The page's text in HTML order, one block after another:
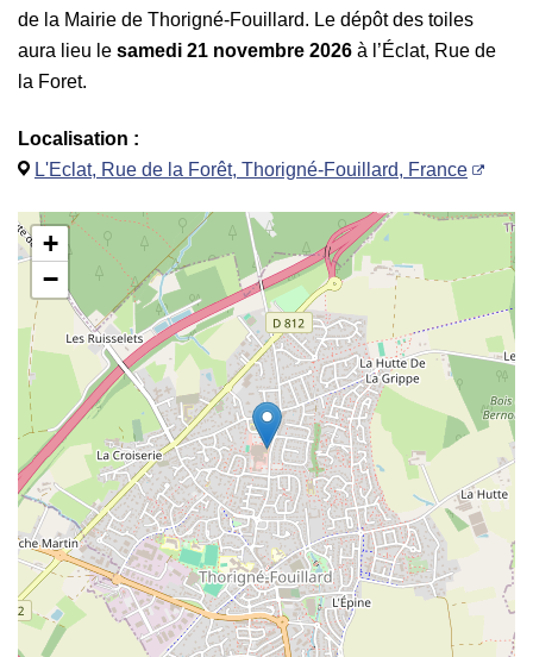
de la Mairie de Thorigné-Fouillard. Le dépôt des toiles
aura lieu le samedi 21 novembre 2026 à l’Éclat, Rue de
la Foret.
Localisation :
L'Eclat, Rue de la Forêt, Thorigné-Fouillard, France
+
−